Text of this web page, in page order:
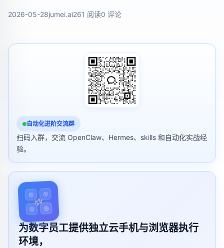
2026-05-28jumei.ai261 阅读0 评论
自动化进阶交流群
扫码入群，交流 OpenClaw、Hermes、skills 和自动化实战经
验。
为数字员工提供独立云手机与浏览器执行
环境，